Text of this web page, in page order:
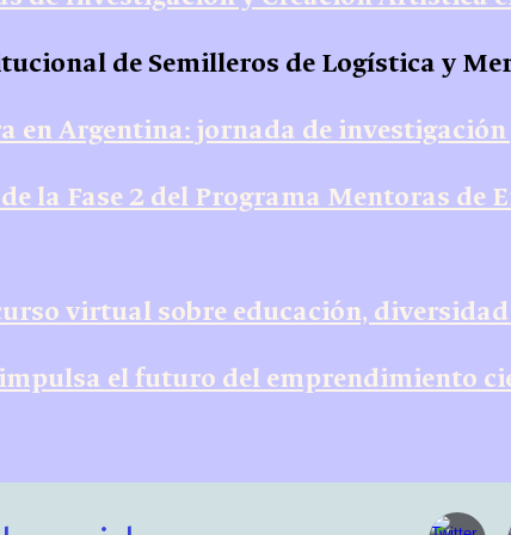
de Semilleros de Logística y
Argentina: jornada de investigación
la Fase 2 del Programa Mentoras de
virtual sobre educación,
el futuro del emprendimiento